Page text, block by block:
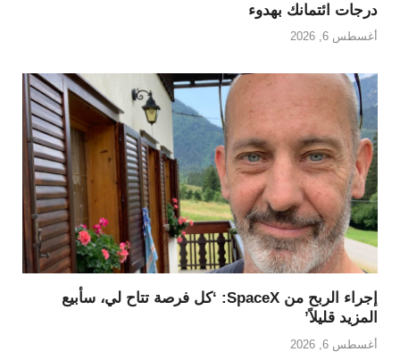
درجات ائتمانك بهدوء
أغسطس 6, 2026
إجراء الربح من SpaceX: ‘كل فرصة تتاح لي، سأبيع
المزيد قليلاً’
أغسطس 6, 2026